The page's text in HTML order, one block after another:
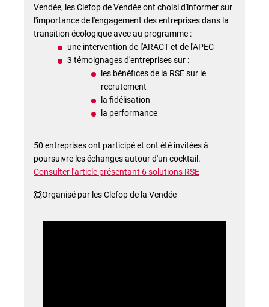
Vendée, les Clefop de Vendée ont choisi d'informer sur
l'importance de l'engagement des entreprises dans la
transition écologique avec au programme :
une intervention de l'ARACT et de l'APEC
3 témoignages d'entreprises sur :
les bénéfices de la RSE sur le
recrutement
la fidélisation
la performance
50 entreprises ont participé et ont été invitées à
poursuivre les échanges autour d'un cocktail.
Consulter l'article présentant 6 solutions RSE
Organisé par les Clefop de la Vendée